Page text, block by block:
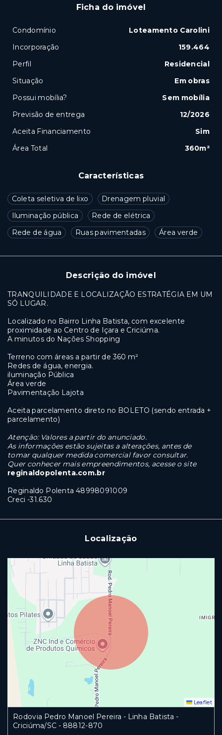
Características
Coleta seletiva de lixo
Drenagem pluvial
Iluminação pública
Rede de elétrica
Rede de água
Ruas pavimentadas Área verde
Descrição do imóvel
TRANQUILIDADE E LOCALIZAÇÃO ESTRATÉGIA EM UM
SÓ LUGAR.
Localizado no Bairro Linha Batista, com excelente
proximidade ao Centro de Içara e Criciúma.
A minutos do Nações Shopping
Terreno com áreas a partir de 360 m²
Redes de água, energia.
iluminação Pública
Área verde
Pavimentação Lajota
Aceita parcelamento direto no BOLETO (sendo entrada +
parcelamento)
Atenção: Valores a partir do anunciado.
As informações estão sujeitas a alterações, antes de
tomar qualquer medida comercial favor consultar.
Quer conhecer mais empreendimentos, acesse o site
reginaldopolenta.com.br
Reginaldo Polenta 48998091009
Creci -31.630
Localização
Leaflet
Rodovia Pedro Manoel Pereira - Linha Batista -
Criciúma/SC - 88812-870
Ficha do imóvel
Condomínio
Loteamento Carolini
Incorporação
159.464
Perfil
Residencial
Situação
Em obras
Possui mobília?
Sem mobília
Previsão de entrega
12/2026
Aceita Financiamento
Sim
Área Total
360m²